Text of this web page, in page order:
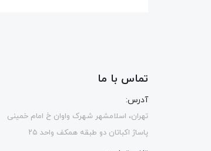
تماس با ما
آدرس:
تهران، اسلامشهر شهرک واوان خ امام خمینی
پاساژ اکباتان دو طبقه همکف واحد ۲۵